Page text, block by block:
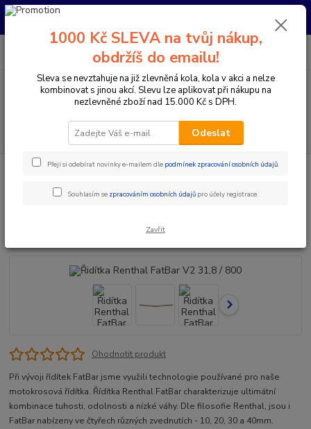
Pro nachystání kola / doplňků na prodejně si prosím zavolejte dopředu.
Menu
CZK
PO-PÁ 10:00-17:00 | SO: 9:00-12:00
Komponenty na kolo Řídítka Průměr 31,8 mm
Řidítka
Ohodnotit produkt
Při vývoji řídítek FatBar jsme využili technologie používané pro naše
motokrosová řídítka. Řídítka Renthal FatBar charakterizuje ultimátní
kombinace tuhosti, odolnosti a nízké váhy. Dle filosofie Renthal, jsou i
FatBar nabízeny ve čtyřech různých zvednutích - 10, 20, 30 a 40mm.
1000 Kč SLEVA na tvůj nákup,
obdržíš do emailu!
Sleva se nevztahuje na již zlevněná kola, kola v akci a nelze
kombinovat s jinou akcí. Slevu lze aplikovat při nákupu na
nezlevněné zboží nad 15.000 Kč s DPH.
Odeslat
Přeji si odebírat novinky e-mailem dle podmínek zpracování osobních údajů.
Souhlasím se zpracováním osobních údajů pro účely registrace.
Zavřít